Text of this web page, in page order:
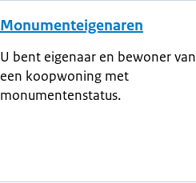
Monumenteigenaren
U bent eigenaar en bewoner van
een koopwoning met
monumentenstatus.